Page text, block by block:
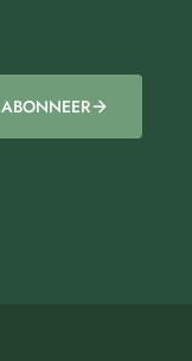
ABONNEER